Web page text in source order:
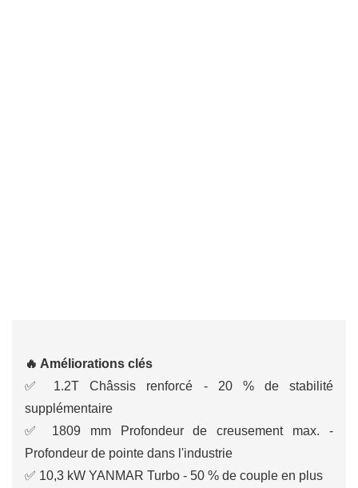
🔥 Améliorations clés
✅ 1.2T Châssis renforcé - 20 % de stabilité
supplémentaire
✅ 1809 mm Profondeur de creusement max. -
Profondeur de pointe dans l'industrie
✅ 10,3 kW YANMAR Turbo - 50 % de couple en plus